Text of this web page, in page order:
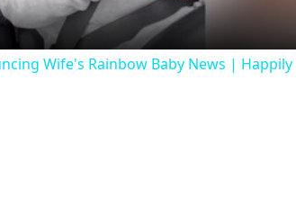
Wife's Rainbow Baby News | Happily